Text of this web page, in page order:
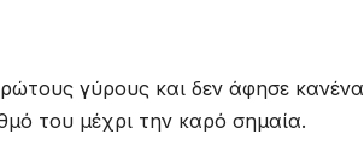
γύρους και δεν άφησε κανένα
του μέχρι την καρό σημαία.